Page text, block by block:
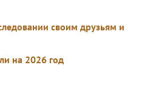
своим друзьям и
на 2026 год